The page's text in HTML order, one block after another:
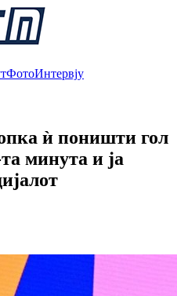
ФотоИнтервју
ѝ поништи гол
минута и ја